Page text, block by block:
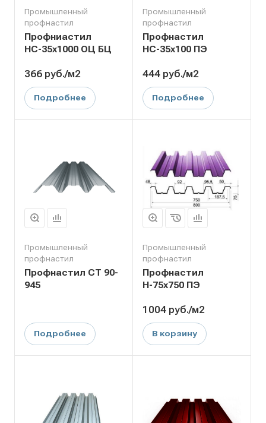
Промышленный
профнастил
Профниастил
НС-35х1000 ОЦ БЦ
366 руб./м2
Подробнее
Промышленный
профнастил
Профнастил
НС-35х100 ПЭ
444 руб./м2
Подробнее
Промышленный
профнастил
Профнастил СТ 90-
945
Подробнее
Промышленный
профнастил
Профнастил
Н-75х750 ПЭ
1004 руб./м2
В корзину